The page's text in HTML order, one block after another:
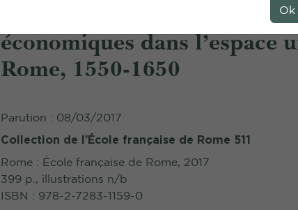
Élites municipales, liens
économiques dans l’espace
Rome, 1550-1650
Parution : 08/03/2017
Collection de l’École française de Rome 511
Rome : École française de Rome, 2017
399 p., illustrations n/b
ISBN : 978-2-7283-1159-0
Ok